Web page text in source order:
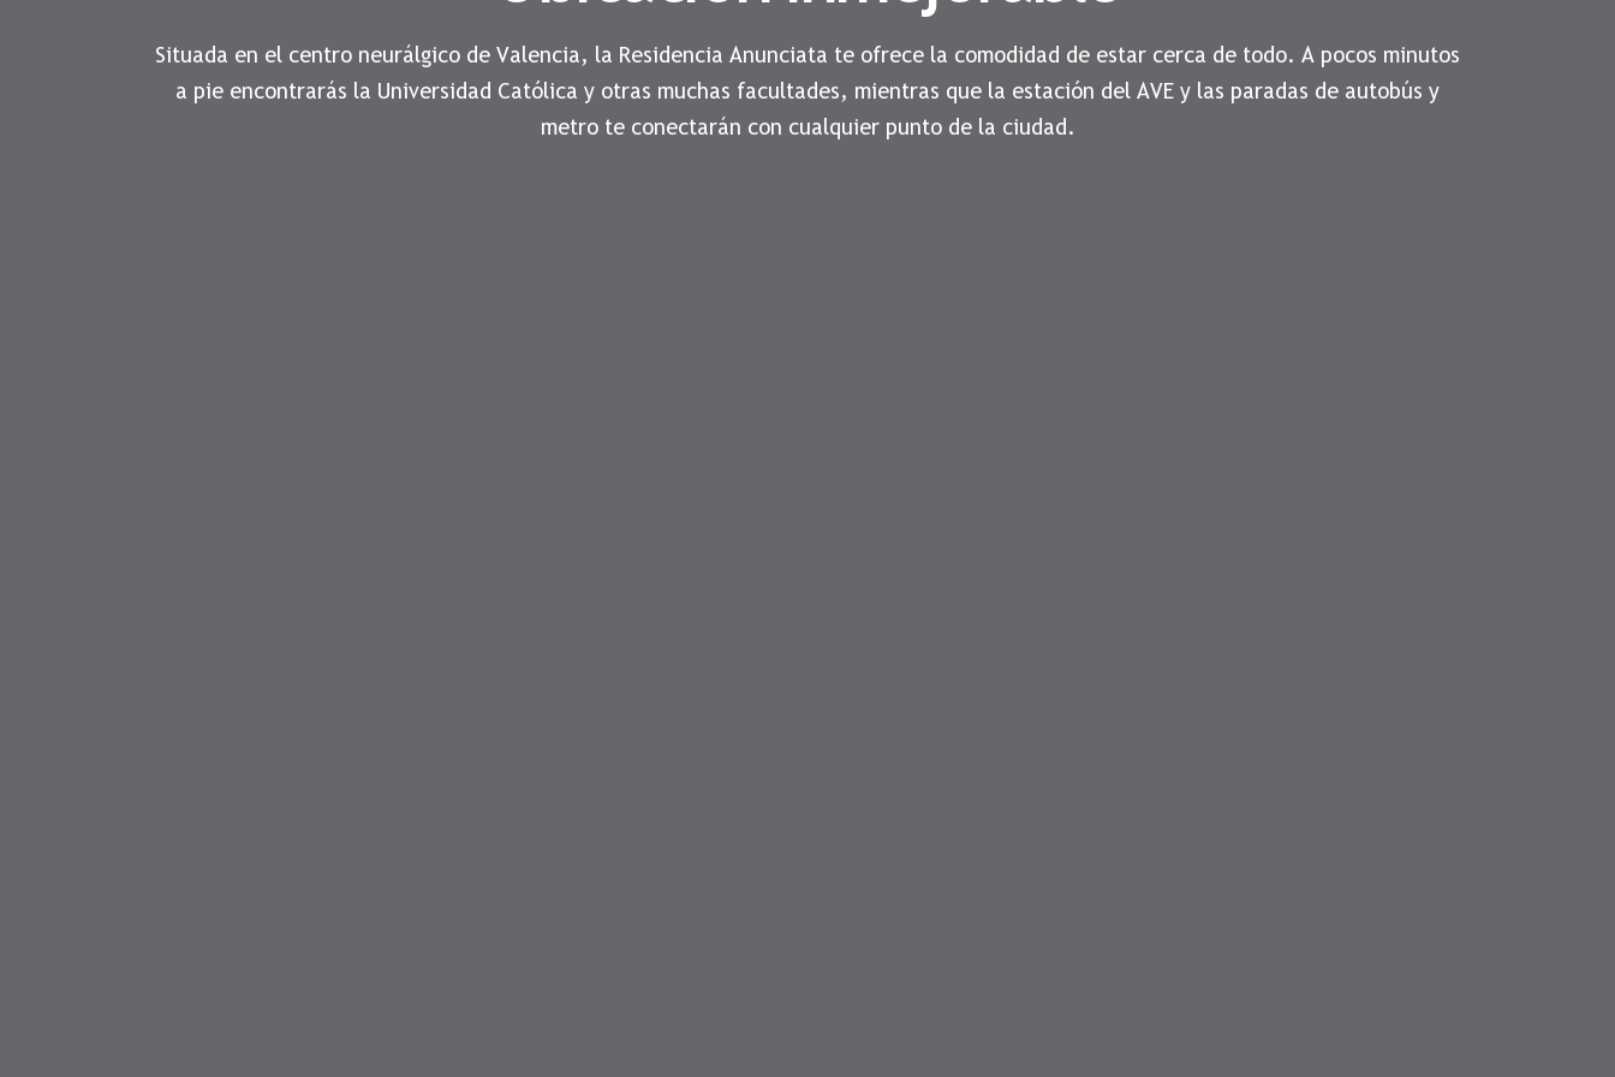
Situada en el centro neurálgico de Valencia, la Residencia Anunciata te ofrece la comodidad de estar cerca de todo. A pocos minutos
a pie encontrarás la Universidad Católica y otras muchas facultades, mientras que la estación del AVE y las paradas de autobús y
metro te conectarán con cualquier punto de la ciudad.